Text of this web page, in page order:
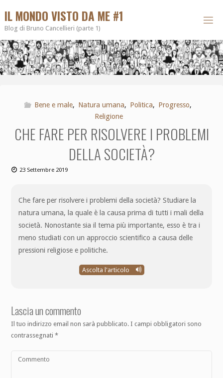
IL MONDO VISTO DA ME #1
Blog di Bruno Cancellieri (parte 1)
Bene e male, Natura umana, Politica, Progresso,
Religione
CHE FARE PER RISOLVERE I PROBLEMI
DELLA SOCIETÀ?
23 Settembre 2019
Che fare per risolvere i problemi della società? Studiare la
natura umana, la quale è la causa prima di tutti i mali della
società. Nonostante sia il tema più importante, esso è tra i
meno studiati con un approccio scientifico a causa delle
pressioni religiose e politiche.
Ascolta l'articolo
Lascia un commento
Il tuo indirizzo email non sarà pubblicato. I campi obbligatori sono
contrassegnati*